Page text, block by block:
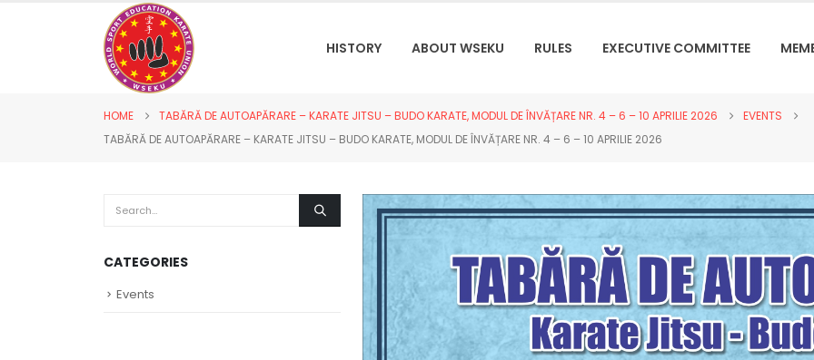
HISTORY ABOUT WSEKU RULES EXECUTIVE COMMITTEE
HOME TABĂRĂ DE AUTOAPĂRARE – KARATE JITSU – BUDO KARATE, MODUL DE ÎNVĂȚARE NR. 4 – 6 – 10 APRILIE 2026
EVENTS
TABĂRĂ DE AUTOAPĂRARE – KARATE JITSU – BUDO KARATE, MODUL DE ÎNVĂȚARE NR. 4 – 6 – 10 APRILIE 2026
CATEGORIES
Events